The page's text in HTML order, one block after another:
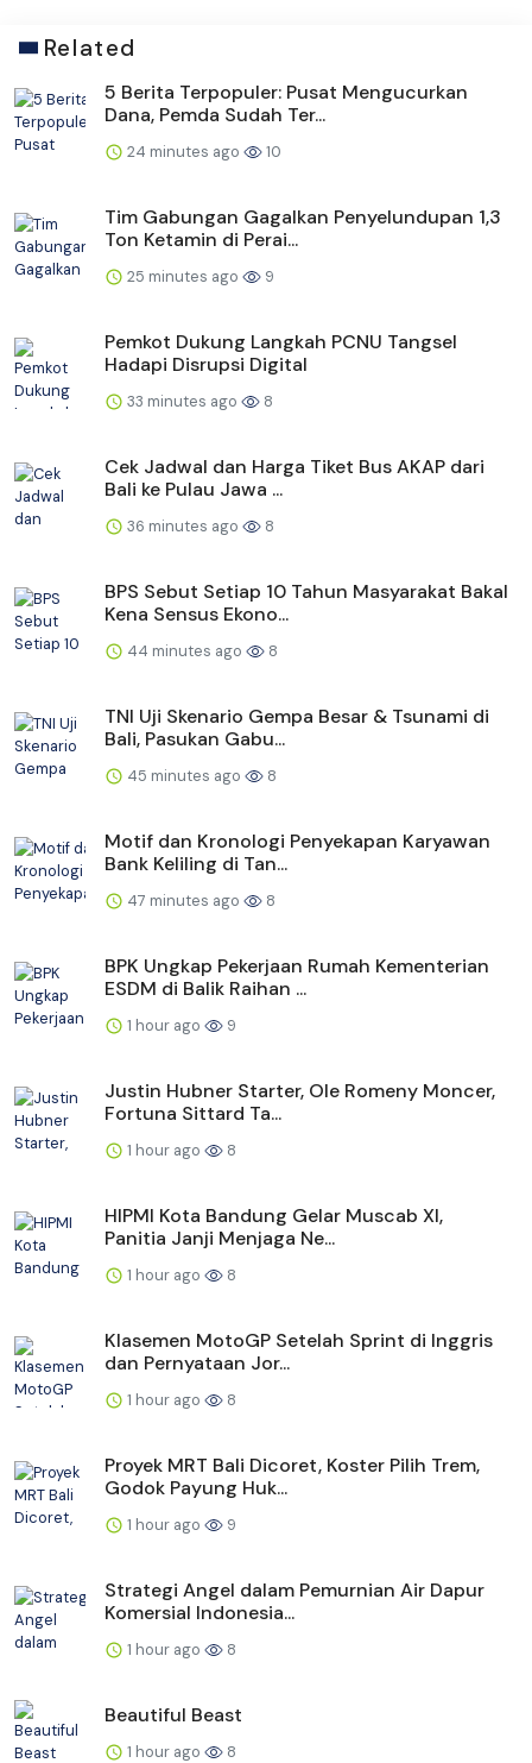
Related
5 Berita Terpopuler: Pusat Mengucurkan
Dana, Pemda Sudah Ter...
24 minutes ago 10
Tim Gabungan Gagalkan Penyelundupan 1,3
Ton Ketamin di Perai...
25 minutes ago 9
Pemkot Dukung Langkah PCNU Tangsel
Hadapi Disrupsi Digital
33 minutes ago 8
Cek Jadwal dan Harga Tiket Bus AKAP dari
Bali ke Pulau Jawa ...
36 minutes ago 8
BPS Sebut Setiap 10 Tahun Masyarakat Bakal
Kena Sensus Ekono...
44 minutes ago 8
TNI Uji Skenario Gempa Besar & Tsunami di
Bali, Pasukan Gabu...
45 minutes ago 8
Motif dan Kronologi Penyekapan Karyawan
Bank Keliling di Tan...
47 minutes ago 8
BPK Ungkap Pekerjaan Rumah Kementerian
ESDM di Balik Raihan ...
1 hour ago 9
Justin Hubner Starter, Ole Romeny Moncer,
Fortuna Sittard Ta...
1 hour ago 8
HIPMI Kota Bandung Gelar Muscab XI,
Panitia Janji Menjaga Ne...
1 hour ago 8
Klasemen MotoGP Setelah Sprint di Inggris
dan Pernyataan Jor...
1 hour ago 8
Proyek MRT Bali Dicoret, Koster Pilih Trem,
Godok Payung Huk...
1 hour ago 9
Strategi Angel dalam Pemurnian Air Dapur
Komersial Indonesia...
1 hour ago 8
Beautiful Beast
1 hour ago 8